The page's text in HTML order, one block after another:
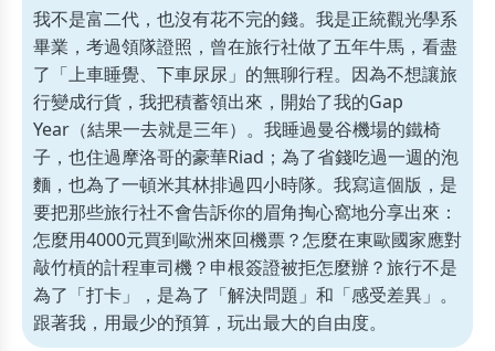
我不是富二代，也沒有花不完的錢。我是正統觀光學系
畢業，考過領隊證照，曾在旅行社做了五年牛馬，看盡
了「上車睡覺、下車尿尿」的無聊行程。因為不想讓旅
行變成行貨，我把積蓄領出來，開始了我的Gap
Year（結果一去就是三年）。我睡過曼谷機場的鐵椅
子，也住過摩洛哥的豪華Riad；為了省錢吃過一週的泡
麵，也為了一頓米其林排過四小時隊。我寫這個版，是
要把那些旅行社不會告訴你的眉角掏心窩地分享出來：
怎麼用4000元買到歐洲來回機票？怎麼在東歐國家應對
敲竹槓的計程車司機？申根簽證被拒怎麼辦？旅行不是
為了「打卡」，是為了「解決問題」和「感受差異」。
跟著我，用最少的預算，玩出最大的自由度。